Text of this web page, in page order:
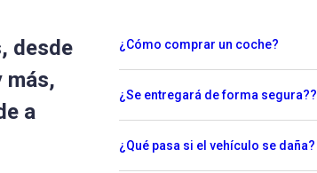
desde
más,
a
¿Cómo comprar un coche?
¿Se entregará de forma segura??
¿Qué pasa si el vehículo se daña?